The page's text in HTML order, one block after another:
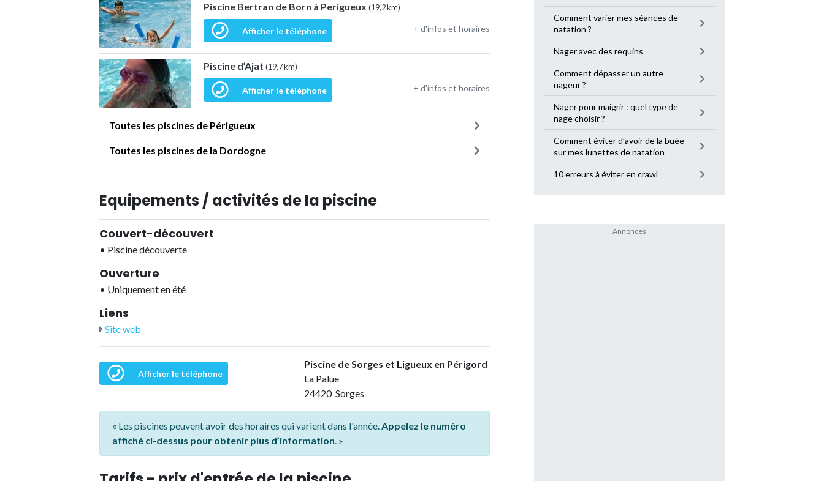
Piscine Bertran de Born à Perigueux (19,2 km)
Afficher le téléphone + d'infos et horaires
Piscine d’Ajat (19,7 km)
Afficher le téléphone + d'infos et horaires
Toutes les piscines de Périgueux
Toutes les piscines de la Dordogne
Equipements / activités de la piscine
Couvert-découvert
• Piscine découverte
Ouverture
• Uniquement en été
Liens
Site web
Afficher le téléphone
Piscine de Sorges et Ligueux en Périgord
La Palue
24420 Sorges
« Les piscines peuvent avoir des horaires qui varient dans l'année.Appelez le numéro
affiché ci-dessus pour obtenir plus d’information. »
Comment varier mes séances de
natation ?
Nager avec des requins
Comment dépasser un autre
nageur ?
Nager pour maigrir : quel type de
nage choisir ?
Comment éviter d’avoir de la buée
sur mes lunettes de natation
10 erreurs à éviter en crawl